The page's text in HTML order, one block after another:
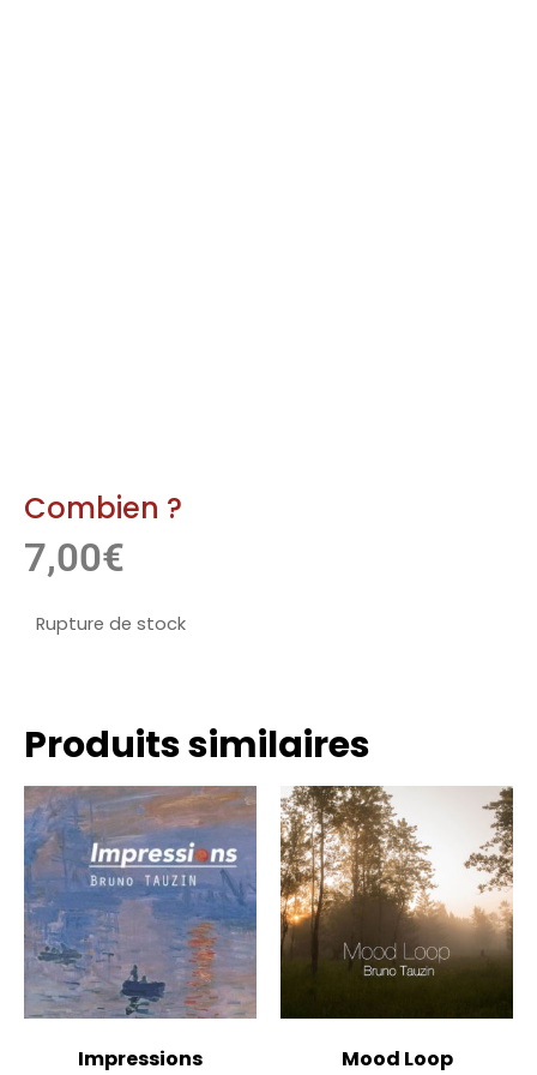
Combien ?
7,00€
Rupture de stock
Produits similaires
Impressions Mood Loop